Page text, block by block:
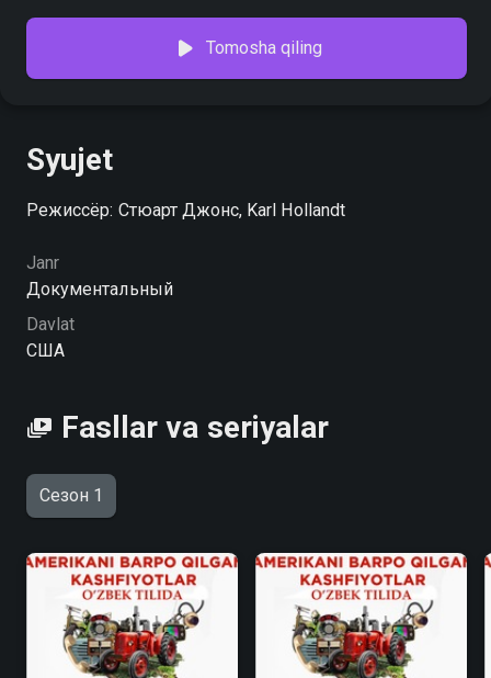
Tomosha qiling
Syujet
Режиссёр: Стюарт Джонс, Karl Hollandt
Janr
Документальный
Davlat
США
Fasllar va seriyalar
Сезон 1